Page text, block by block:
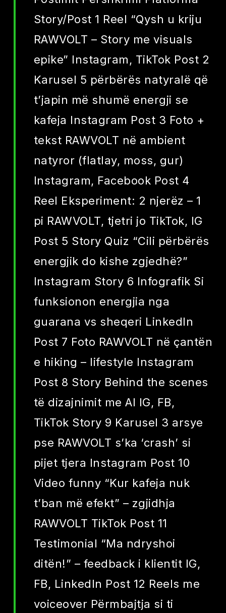
Story/Post 1 Reel “Qysh u kriju
RAWVOLT – Story me visuals
epike” Instagram, TikTok Post 2
Karusel 5 përbërës natyralë që
t’japin më shumë energji se
kafeja Instagram Post 3 Foto +
tekst RAWVOLT në ambient
natyror (flatlay, moss, gur)
Instagram, Facebook Post 4
Reel Eksperiment: 2 njerëz – 1
pi RAWVOLT, tjetri jo TikTok, IG
Post 5 Story Quiz “Cili përbërës
energjik do kishe zgjedhë?”
Instagram Story 6 Infografik Si
funksionon energjia nga
guarana vs sheqeri LinkedIn
Post 7 Foto RAWVOLT në çantën
e hiking – lifestyle Instagram
Post 8 Story Behind the scenes
të dizajnimit me AI IG, FB,
TikTok Story 9 Karusel 3 arsye
pse RAWVOLT s’ka ‘crash’ si
pijet tjera Instagram Post 10
Video funny “Kur kafeja nuk
t’ban më efekt” – zgjidhja
RAWVOLT TikTok Post 11
Testimonial “Ma ndryshoi
ditën!” – feedback i klientit IG,
FB, LinkedIn Post 12 Reels me
voiceover Përmbajtja si ti